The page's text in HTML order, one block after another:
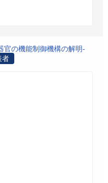
官の機能制御機構の解明-
者